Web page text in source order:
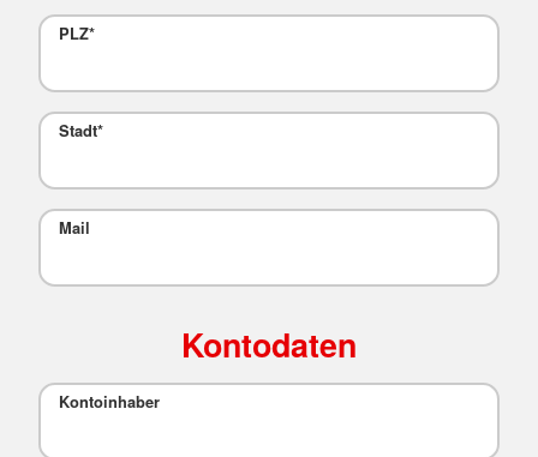
PLZ*
Stadt*
Mail
Kontodaten
Kontoinhaber